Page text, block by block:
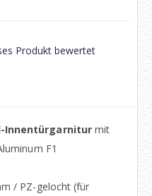
Produkt bewertet
Innentürgarniturmit
F1
/ PZ-gelocht (für